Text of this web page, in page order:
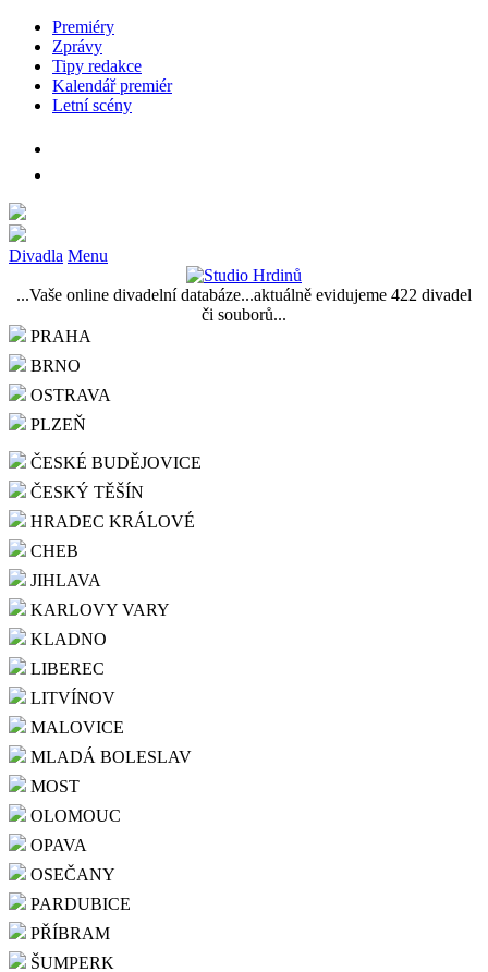
Premiéry
Zprávy
Tipy redakce
Kalendář premiér
Letní scény
Divadla Menu
...Vaše online divadelní databáze...aktuálně evidujeme 422 divadel
či souborů...
PRAHA
BRNO
OSTRAVA
PLZEŇ
ČESKÉ BUDĚJOVICE
ČESKÝ TĚŠÍN
HRADEC KRÁLOVÉ
CHEB
JIHLAVA
KARLOVY VARY
KLADNO
LIBEREC
LITVÍNOV
MALOVICE
MLADÁ BOLESLAV
MOST
OLOMOUC
OPAVA
OSEČANY
PARDUBICE
PŘÍBRAM
ŠUMPERK